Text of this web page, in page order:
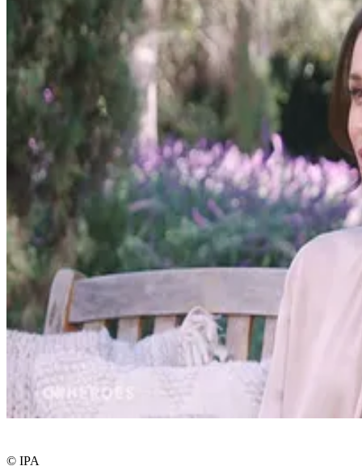
© IPA